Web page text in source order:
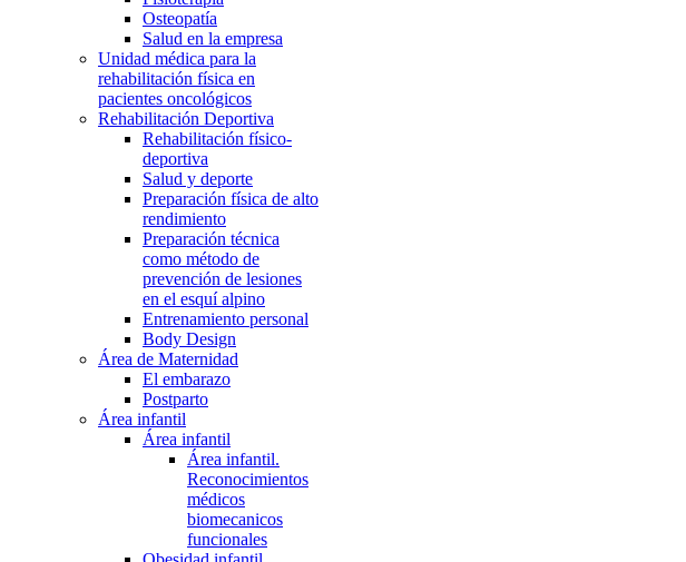
Osteopatía
Salud en la empresa
Unidad médica para la
rehabilitación física en
pacientes oncológicos
Rehabilitación Deportiva
Rehabilitación físico-
deportiva
Salud y deporte
Preparación física de alto
rendimiento
Preparación técnica
como método de
prevención de lesiones
en el esquí alpino
Entrenamiento personal
Body Design
Área de Maternidad
El embarazo
Postparto
Área infantil
Área infantil
Área infantil.
Reconocimientos
médicos
biomecanicos
funcionales